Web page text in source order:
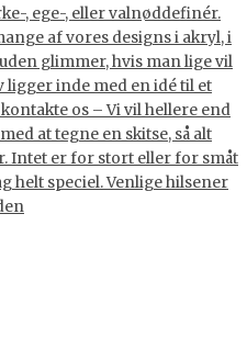
, ege-, eller valnøddefinér.
af vores designs i akryl, i
glimmer, hvis man lige vil
ligger inde med en idé til et
os – Vi vil hellere end
at tegne en skitse, så alt
Intet er for stort eller for småt
helt speciel. Venlige hilsener